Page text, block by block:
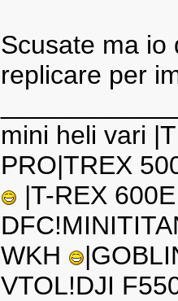
Scusate ma io
replicare per
mini heli vari
PRO|TREX
|T-REX
WKH
VTOL!DJI